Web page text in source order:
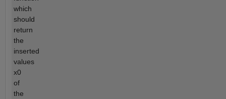
which
should
return
the
inserted
values
x0
of
the